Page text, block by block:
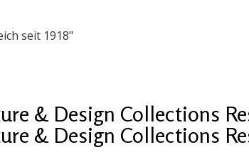
seit 1918"
& Design Collections
& Design Collections